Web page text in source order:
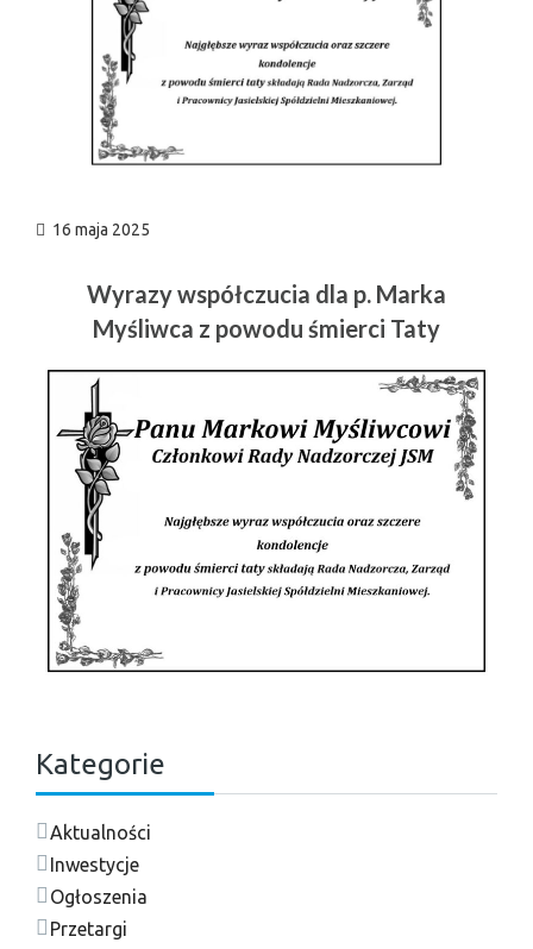
16 maja 2025
Wyrazy współczucia dla p. Marka
Myśliwca z powodu śmierci Taty
Kategorie
Aktualności
Inwestycje
Ogłoszenia
Przetargi